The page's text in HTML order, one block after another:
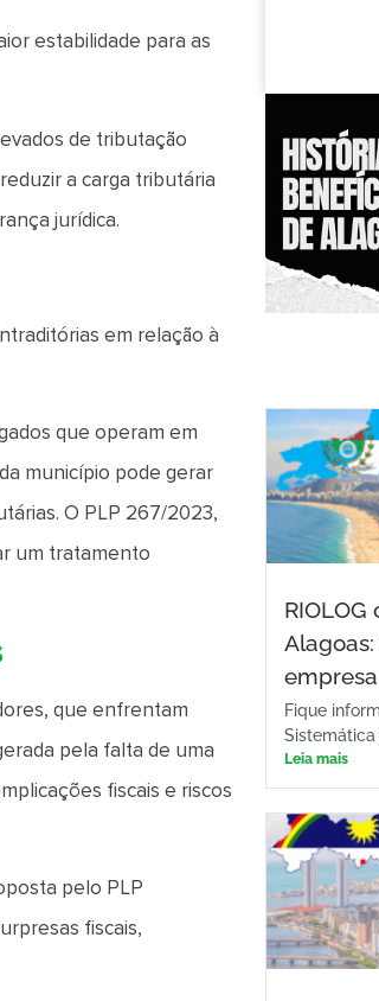
estabilidade para as
de tributação
a carga tributária
jurídica.
em relação à
que operam em
município pode gerar
O PLP 267/2023,
um tratamento
que enfrentam
pela falta de uma
fiscais e riscos
pelo PLP
fiscais,
empresa
Fique
Sistemática
Leia mais